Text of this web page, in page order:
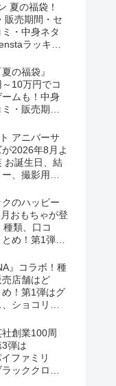
夏の福袋！
販売期間・セ
・中身ネタ
ラッキー
発売！
の福袋』
10万円でコ
ムも！中身
・販売期
アニバーサ
2026年8月よ
お誕生日、結
、撮影用グ
のハッピー
おもちゃが登
類、口コ
め！第1弾は
』コラボ！種
店舗はど
！第1弾はグ
ショコリキ
弾は限定チョ
年10月？
創業100周
弾は
ファミリ
ッククロー